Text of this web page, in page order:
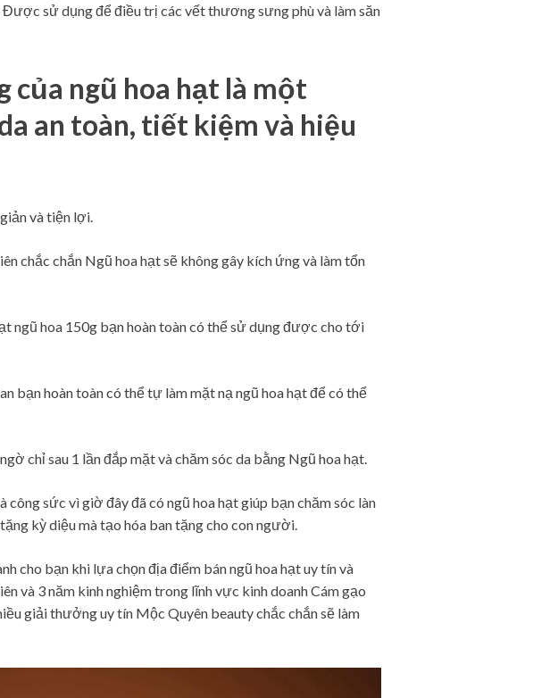
sử dụng để điều trị các vết thương sưng phù và làm săn
của ngũ hoa hạt là một
an toàn, tiết kiệm và hiệu
và tiện lợi.
chắc chắn Ngũ hoa hạt sẽ không gây kích ứng và làm tổn
ngũ hoa 150g bạn hoàn toàn có thể sử dụng được cho tới
bạn hoàn toàn có thể tự làm mặt nạ ngũ hoa hạt để có thể
chỉ sau 1 lần đắp mặt và chăm sóc da bằng Ngũ hoa hạt.
công sức vì giờ đây đã có ngũ hoa hạt giúp bạn chăm sóc làn
kỳ diệu mà tạo hóa ban tặng cho con người.
cho bạn khi lựa chọn địa điểm bán ngũ hoa hạt uy tín và
và 3 năm kinh nghiệm trong lĩnh vực kinh doanh Cám gạo
giải thưởng uy tín Mộc Quyên beauty chắc chắn sẽ làm